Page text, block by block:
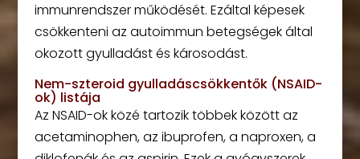
immunrendszer működését. Ezáltal képesek
csökkenteni az autoimmun betegségek által
okozott gyulladást és károsodást.
Nem-szteroid gyulladáscsökkentők (NSAID-
ok) listája
Az NSAID-ok közé tartozik többek között az
acetaminophen, az ibuprofen, a naproxen, a